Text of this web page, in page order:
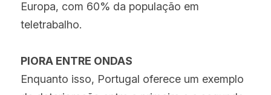
Europa, com 60% da população em
teletrabalho.
PIORA ENTRE ONDAS
Enquanto isso, Portugal oferece um exemplo